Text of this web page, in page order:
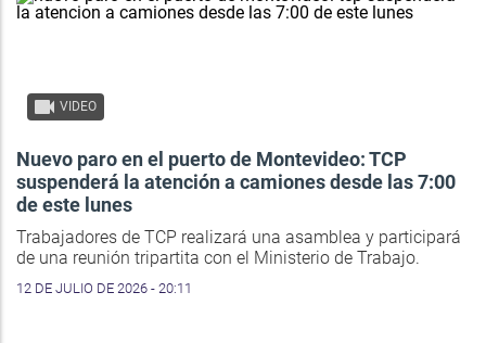
VIDEO
Nuevo paro en el puerto de Montevideo: TCP
suspenderá la atención a camiones desde las 7:00
de este lunes
Trabajadores de TCP realizará una asamblea y participará
de una reunión tripartita con el Ministerio de Trabajo.
12 DE JULIO DE 2026 - 20:11